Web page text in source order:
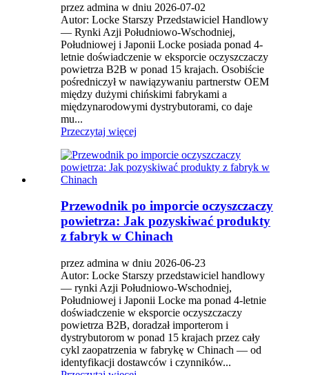
przez admina w dniu 2026-07-02
Autor: Locke Starszy Przedstawiciel Handlowy
— Rynki Azji Południowo-Wschodniej,
Południowej i Japonii Locke posiada ponad 4-
letnie doświadczenie w eksporcie oczyszczaczy
powietrza B2B w ponad 15 krajach. Osobiście
pośredniczył w nawiązywaniu partnerstw OEM
między dużymi chińskimi fabrykami a
międzynarodowymi dystrybutorami, co daje
mu...
Przeczytaj więcej
Przewodnik po imporcie oczyszczaczy
powietrza: Jak pozyskiwać produkty
z fabryk w Chinach
przez admina w dniu 2026-06-23
Autor: Locke Starszy przedstawiciel handlowy
— rynki Azji Południowo-Wschodniej,
Południowej i Japonii Locke ma ponad 4-letnie
doświadczenie w eksporcie oczyszczaczy
powietrza B2B, doradzał importerom i
dystrybutorom w ponad 15 krajach przez cały
cykl zaopatrzenia w fabrykę w Chinach — od
identyfikacji dostawców i czynników...